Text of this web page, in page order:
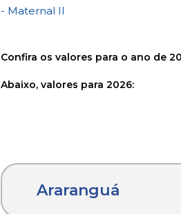
- Maternal II
Confira os valores para o ano de
Abaixo, valores para 2026:
Araranguá